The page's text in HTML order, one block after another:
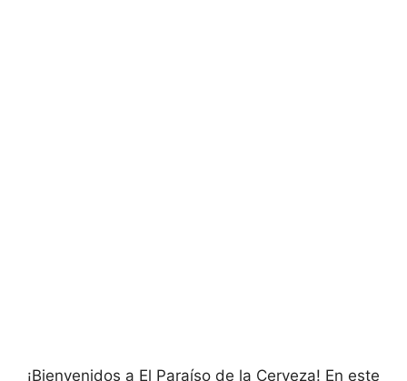
¡Bienvenidos a El Paraíso de la Cerveza! En este